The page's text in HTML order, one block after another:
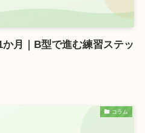
月｜B型で進む練習ステッ
コラム